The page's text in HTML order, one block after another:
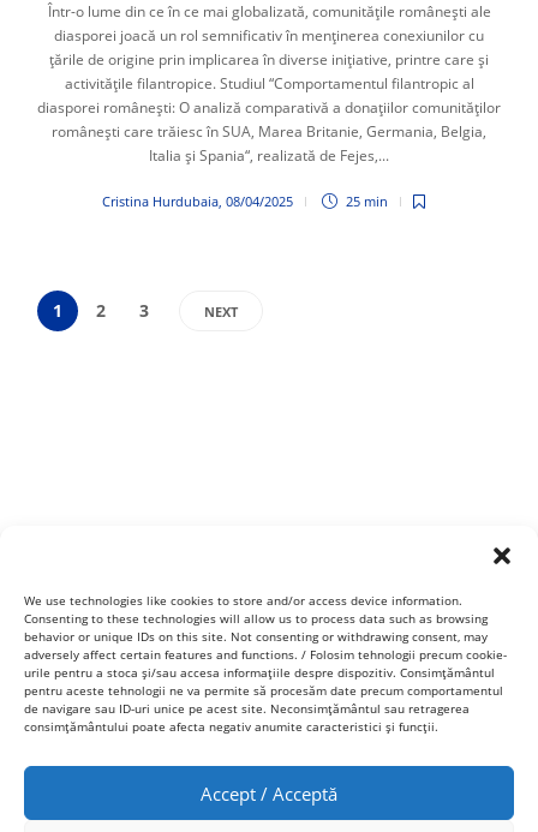
We use technologies like cookies to store and/or access device information.
Consenting to these technologies will allow us to process data such as browsing
behavior or unique IDs on this site. Not consenting or withdrawing consent, may
adversely affect certain features and functions. / Folosim tehnologii precum cookie-
urile pentru a stoca și/sau accesa informațiile despre dispozitiv. Consimțământul
pentru aceste tehnologii ne va permite să procesăm date precum comportamentul
de navigare sau ID-uri unice pe acest site. Neconsimțământul sau retragerea
consimțământului poate afecta negativ anumite caracteristici și funcții.
Accept / Acceptă
Într-o lume din ce în ce mai globalizată, comunitățile românești ale
diasporei joacă un rol semnificativ în menținerea conexiunilor cu
țările de origine prin implicarea în diverse inițiative, printre care și
activitățile filantropice. Studiul “Comportamentul filantropic al
diasporei românești: O analiză comparativă a donațiilor comunităților
românești care trăiesc în SUA, Marea Britanie, Germania, Belgia,
Italia și Spania“, realizată de Fejes,...
Cristina Hurdubaia, 08/04/2025 25 min
1 2 3 NEXT
© 2021 Copacul cu fapte bune. Created by